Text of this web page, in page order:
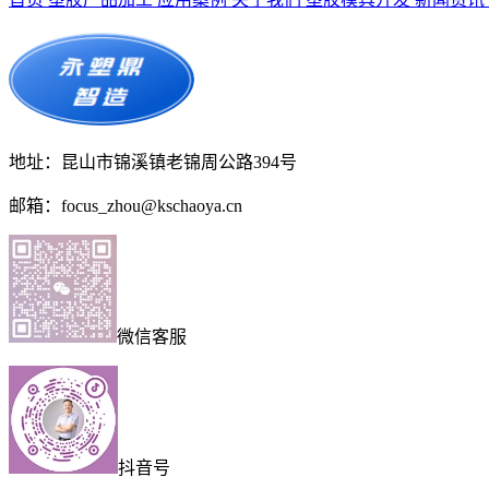
地址：昆山市锦溪镇老锦周公路394号
邮箱：focus_zhou@kschaoya.cn
微信客服
抖音号